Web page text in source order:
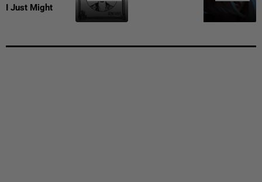
I Just Might